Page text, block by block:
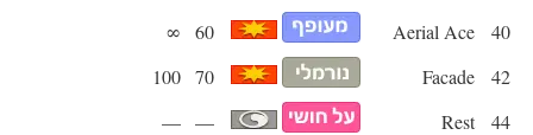
40
Aerial Ace
60
∞
42
Facade
70
100
44
Rest
—
—